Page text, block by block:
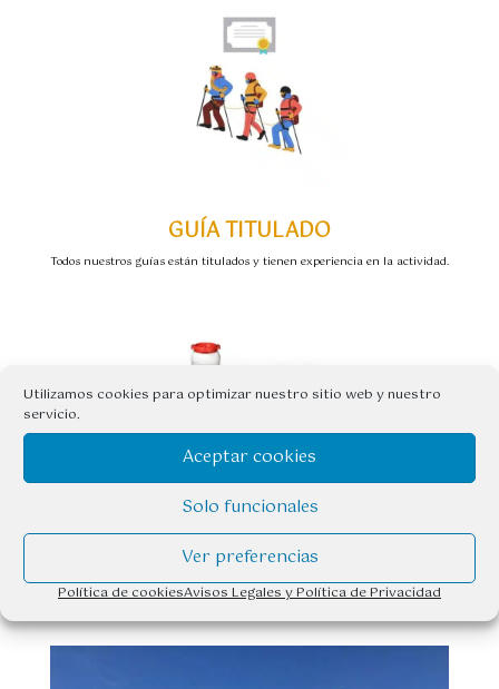
Utilizamos cookies para optimizar nuestro sitio web y nuestro
servicio.
Aceptar cookies
Solo funcionales
Ver preferencias
Política de cookiesAvisos Legales y Política de Privacidad
GUÍA TITULADO
Todos nuestros guías están titulados y tienen experiencia en la actividad.
MATERIAL ESPECÍFICO